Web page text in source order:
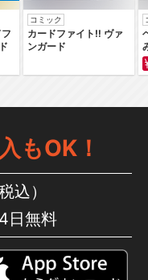
コミック
カードファイト‼ ヴァ
ンガード
もOK！
込）
日無料